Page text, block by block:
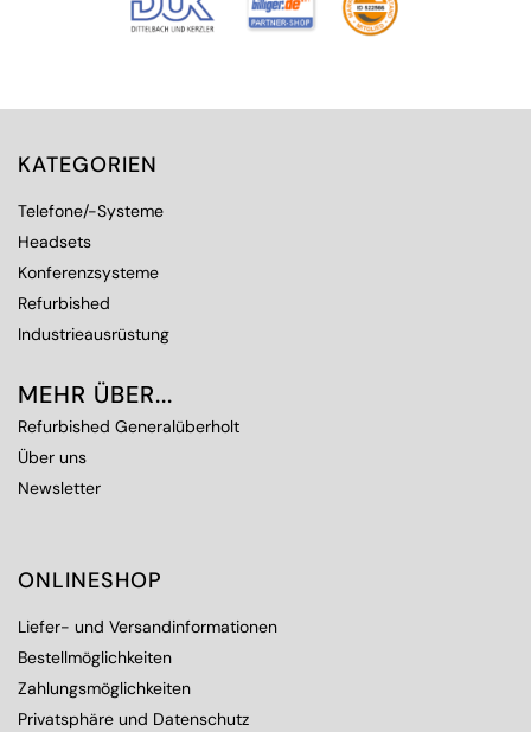
KATEGORIEN
Telefone/-Systeme
Headsets
Konferenzsysteme
Refurbished
Industrieausrüstung
MEHR ÜBER...
Refurbished Generalüberholt
Über uns
Newsletter
ONLINESHOP
Liefer- und Versandinformationen
Bestellmöglichkeiten
Zahlungsmöglichkeiten
Privatsphäre und Datenschutz